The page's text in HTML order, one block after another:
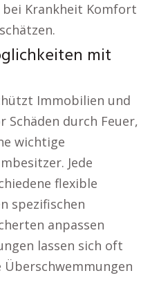
bei Krankheit Komfort
mit
Immobilien und
durch Feuer,
wichtige
Jede
flexible
spezifischen
anpassen
lassen sich oft
Überschwemmungen